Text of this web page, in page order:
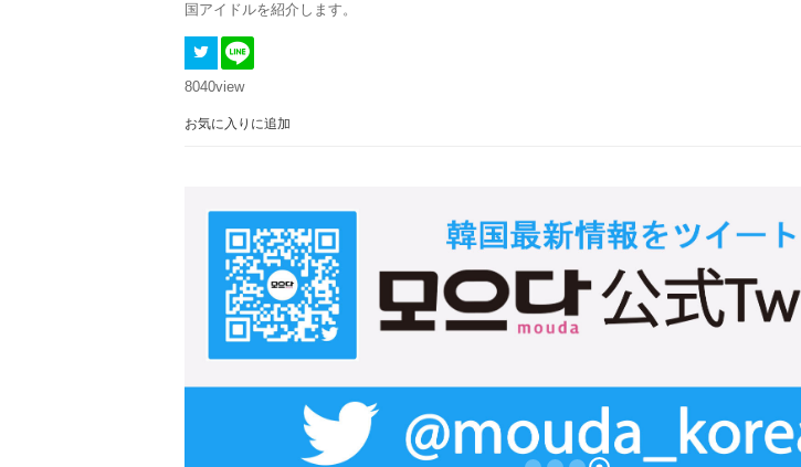
国アイドルを紹介します。
8040view
お気に入りに追加